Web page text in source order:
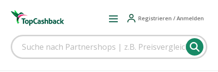
Registrieren / Anmelden